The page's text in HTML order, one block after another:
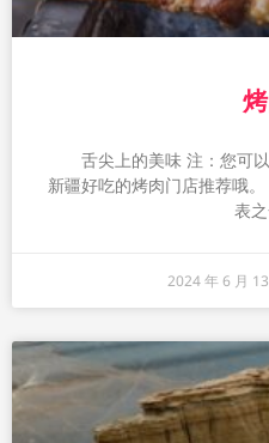
舌尖上的美味 注：您可
新疆好吃的烤肉门店推荐哦
表之
2024 年 6 月